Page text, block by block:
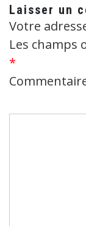
Laisser un
Votre
Les champs
*